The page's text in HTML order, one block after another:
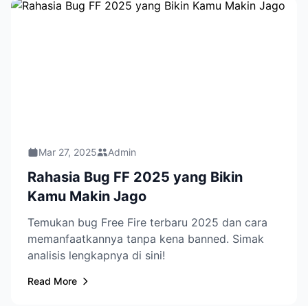
Mar 27, 2025 Admin
Rahasia Bug FF 2025 yang Bikin
Kamu Makin Jago
Temukan bug Free Fire terbaru 2025 dan cara
memanfaatkannya tanpa kena banned. Simak
analisis lengkapnya di sini!
Read More